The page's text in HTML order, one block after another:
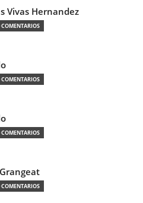
Vivas Hernandez
COMENTARIOS
COMENTARIOS
COMENTARIOS
COMENTARIOS